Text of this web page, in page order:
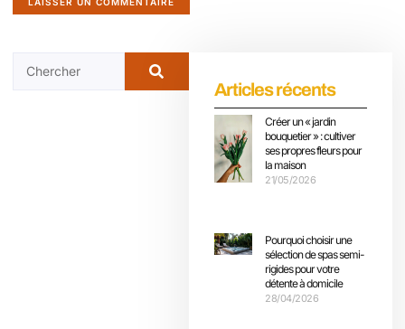
Articles récents
Créer un « jardin
bouquetier » : cultiver
ses propres fleurs pour
la maison
21/05/2026
Pourquoi choisir une
sélection de spas semi-
rigides pour votre
détente à domicile
28/04/2026